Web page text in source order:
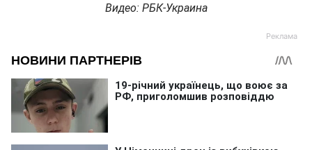
Видео: РБК-Украина